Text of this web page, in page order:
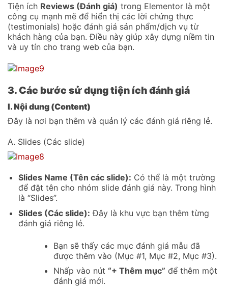
Tiện ích Reviews (Đánh giá) trong Elementor là một
công cụ mạnh mẽ để hiển thị các lời chứng thực
(testimonials) hoặc đánh giá sản phẩm/dịch vụ từ
khách hàng của bạn. Điều này giúp xây dựng niềm tin
và uy tín cho trang web của bạn.
3. Các bước sử dụng tiện ích đánh giá
I. Nội dung (Content)
Đây là nơi bạn thêm và quản lý các đánh giá riêng lẻ.
A. Slides (Các slide)
Slides Name (Tên các slide): Có thể là một trường
để đặt tên cho nhóm slide đánh giá này. Trong hình
là “Slides”.
Slides (Các slide): Đây là khu vực bạn thêm từng
đánh giá riêng lẻ.
Bạn sẽ thấy các mục đánh giá mẫu đã
được thêm vào (Mục #1, Mục #2, Mục #3).
Nhấp vào nút “+ Thêm mục” để thêm một
đánh giá mới.